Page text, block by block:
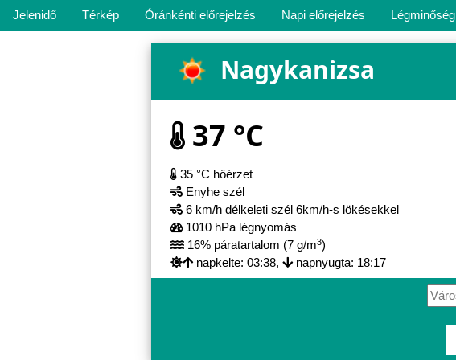
Jelenidő Térkép Óránkénti előrejelzés Napi előrejelzés Légminőség
Nagykanizsa
37 °C
35 °C hőérzet
Enyhe szél
6 km/h délkeleti szél 6km/h-s lökésekkel
1010 hPa légnyomás
16% páratartalom (7 g/m3)
napkelte: 03:38,
napnyugta: 18:17